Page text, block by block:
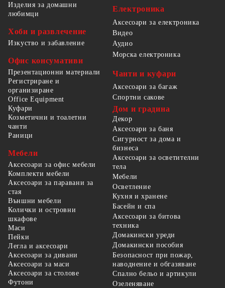
Изделия за домашни
любимци
Хоби и развлечение
Изкуство и забавление
Офис консумативи
Презентационни материали
Регистриране и
организиране
Office Equipment
Електроника
Аксесоари за електроника
Видео
Аудио
Морска електроника
Чанти и куфари
Аксесоари за багаж
Спортни сакове
Куфари
Козметични и тоалетни
чанти
Раници
Мебели
Аксесоари за офис мебели
Комплекти мебели
Аксесоари за паравани за
стая
Външни мебели
Колички и островни
шкафове
Маси
Пейки
Легла и аксесоари
Аксесоари за дивани
Аксесоари за маси
Аксесоари за столове
Футони
Дом и градина
Декор
Аксесоари за баня
Сигурност за дома и
бизнеса
Аксесоари за осветителни
тела
Мебели
Осветление
Кухня и хранене
Басейн и спа
Аксесоари за битова
техника
Домакински уреди
Домакински пособия
Безопасност при пожар,
наводнение и обгазяване
Спално бельо и артикули
Озеленяване